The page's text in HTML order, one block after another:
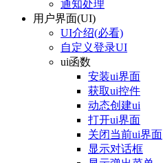
通知处理
用户界面(UI)
UI介绍(必看)
自定义登录UI
ui函数
安装ui界面
获取ui控件
动态创建ui
打开ui界面
关闭当前ui界面
显示对话框